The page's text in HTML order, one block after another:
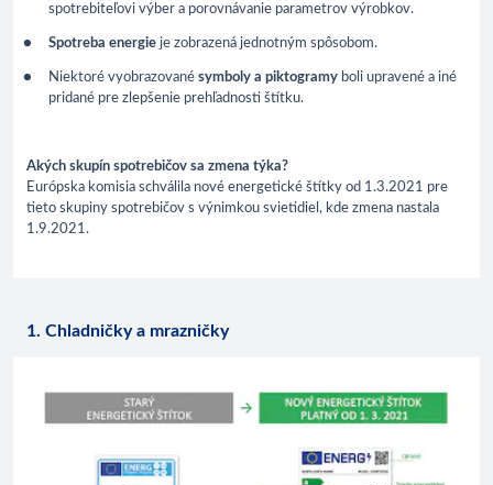
spotrebiteľovi výber a porovnávanie parametrov výrobkov.
Spotreba energie je zobrazená jednotným spôsobom.
Niektoré vyobrazované symboly a piktogramy boli upravené a iné
pridané pre zlepšenie prehľadnosti štítku.
Akých skupín spotrebičov sa zmena týka?
Európska komisia schválila nové energetické štítky od 1.3.2021 pre
tieto skupiny spotrebičov s výnimkou svietidiel, kde zmena nastala
1.9.2021.
1. Chladničky a mrazničky